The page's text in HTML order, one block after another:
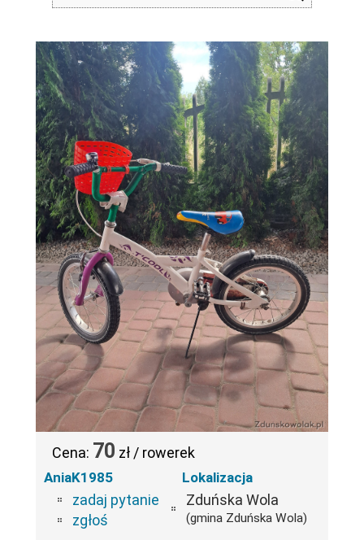
Cena: 70 zł / rowerek
AniaK1985
zadaj pytanie
zgłoś
Lokalizacja
Zduńska Wola
(gmina Zduńska Wola)